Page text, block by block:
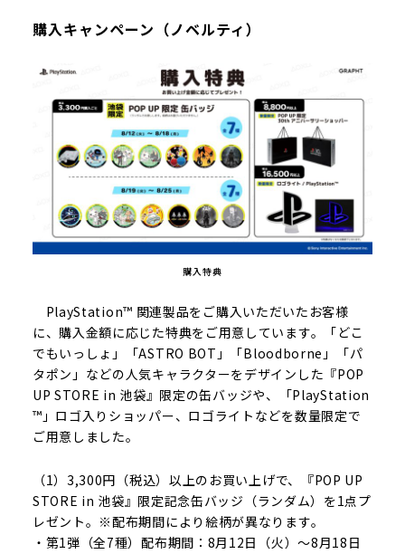
購入キャンペーン（ノベルティ）
購入特典
PlayStation™ 関連製品をご購入いただいたお客様
に、購入金額に応じた特典をご用意しています。「どこ
でもいっしょ」「ASTRO BOT」「Bloodborne」「パ
タポン」などの人気キャラクターをデザインした『POP
UP STORE in 池袋』限定の缶バッジや、「PlayStation
™」ロゴ入りショッパー、ロゴライトなどを数量限定で
ご用意しました。
（1）3,300円（税込）以上のお買い上げで、『POP UP
STORE in 池袋』限定記念缶バッジ（ランダム）を1点プ
レゼント。※配布期間により絵柄が異なります。
・第1弾（全7種）配布期間：8月12日（火）～8月18日